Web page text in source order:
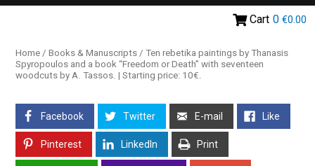
Cart 0 €0.00
Home / Books & Manuscripts / Ten rebetika paintings by Thanasis
Spyropoulos and a book “Freedom or Death” with seventeen
woodcuts by A. Tassos. | Starting price: 10€.
Facebook Twitter E-mail Like
Pinterest LinkedIn Print